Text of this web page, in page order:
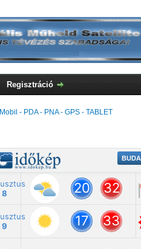
Regisztráció
Mobil - PDA - PNA - GPS - TABLET